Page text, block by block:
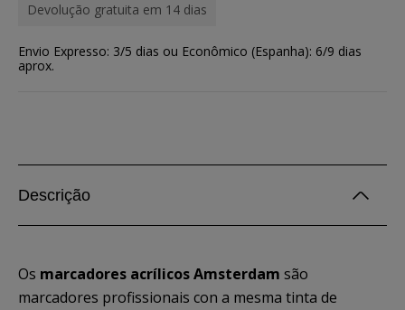
Devolução gratuita em 14 dias
Envio Expresso: 3/5 dias ou Econômico (Espanha): 6/9 dias
aprox.
Descrição
Os marcadores acrílicos Amsterdam são
marcadores profissionais con a mesma tinta de